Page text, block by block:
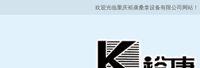
欢迎光临重庆裕康桑拿设备有限公司网站！